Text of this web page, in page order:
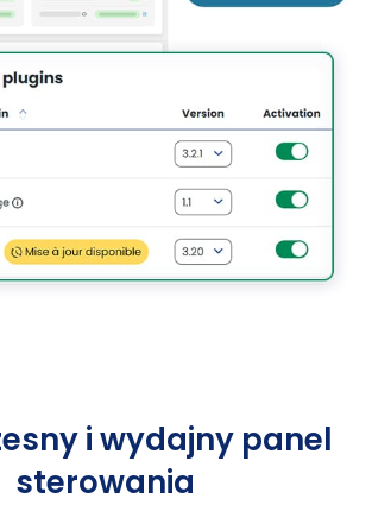
i wydajny panel
sterowania